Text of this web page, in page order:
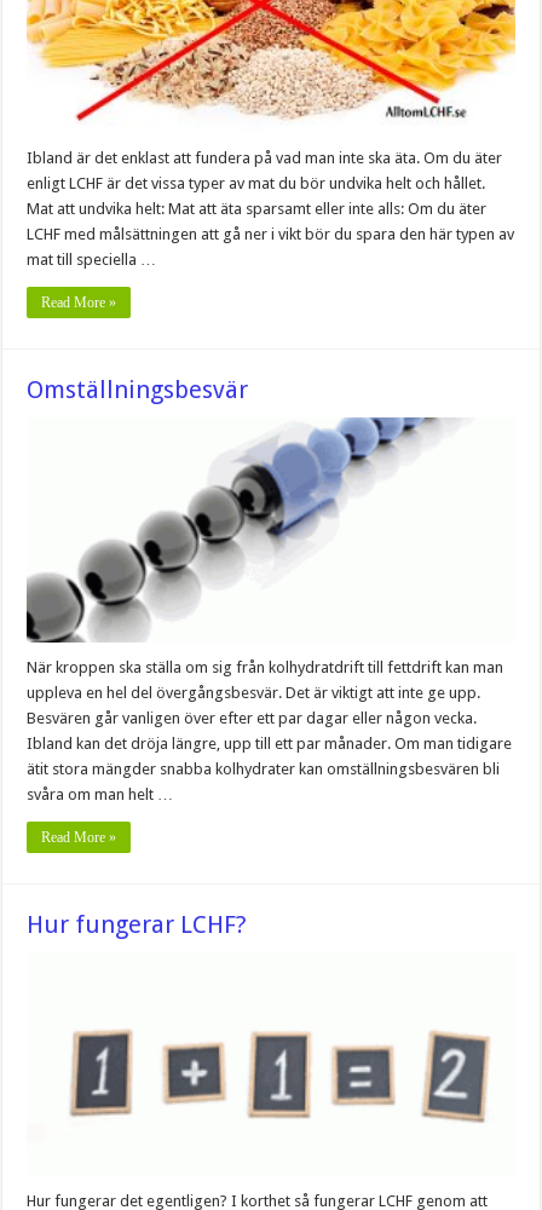
Ibland är det enklast att fundera på vad man inte ska äta. Om du äter
enligt LCHF är det vissa typer av mat du bör undvika helt och hållet.
Mat att undvika helt: Mat att äta sparsamt eller inte alls: Om du äter
LCHF med målsättningen att gå ner i vikt bör du spara den här typen av
mat till speciella …
Read More »
Omställningsbesvär
När kroppen ska ställa om sig från kolhydratdrift till fettdrift kan man
uppleva en hel del övergångsbesvär. Det är viktigt att inte ge upp.
Besvären går vanligen över efter ett par dagar eller någon vecka.
Ibland kan det dröja längre, upp till ett par månader. Om man tidigare
ätit stora mängder snabba kolhydrater kan omställningsbesvären bli
svåra om man helt …
Read More »
Hur fungerar LCHF?
Hur fungerar det egentligen? I korthet så fungerar LCHF genom att